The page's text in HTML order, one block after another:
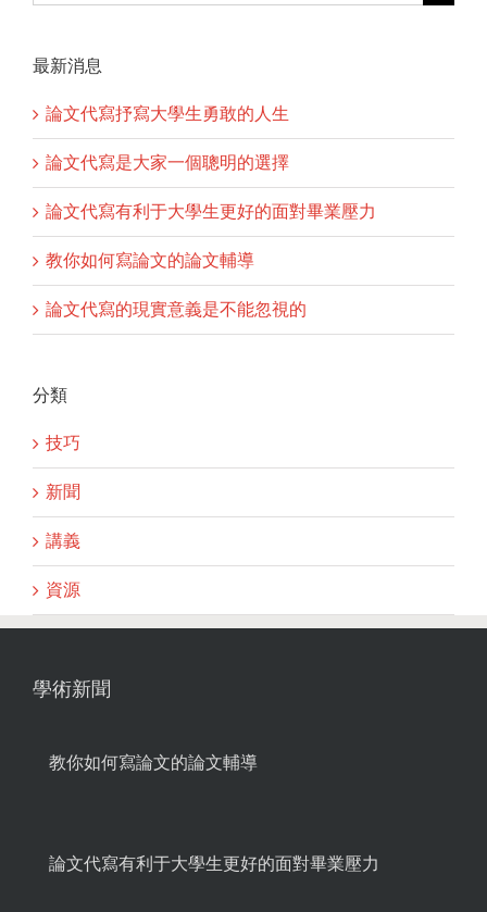
for:
最新消息
論文代寫抒寫大學生勇敢的人生
論文代寫是大家一個聰明的選擇
論文代寫有利于大學生更好的面對畢業壓力
教你如何寫論文的論文輔導
論文代寫的現實意義是不能忽視的
分類
技巧
新聞
講義
資源
學術新聞
教你如何寫論文的論文輔導
論文代寫有利于大學生更好的面對畢業壓力